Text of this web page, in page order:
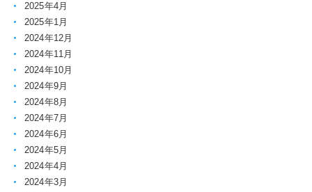
2025年4月
2025年1月
2024年12月
2024年11月
2024年10月
2024年9月
2024年8月
2024年7月
2024年6月
2024年5月
2024年4月
2024年3月